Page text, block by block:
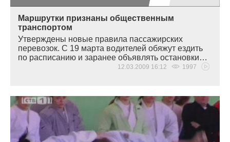
Маршрутки признаны общественным
транспортом
Утверждены новые правила пассажирских
перевозок. С 19 марта водителей обяжут ездить
по расписанию и заранее объявлять остановки…
12.03.2009 16:12 1997